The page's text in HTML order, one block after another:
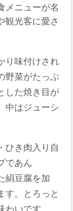
メニューが名
観光客に愛さ
り味付けされ
野菜がたっぷ
した焼き目が
中はジューシ
ひき肉入り自
であん
絹豆腐を加
す。とろっと
いです。